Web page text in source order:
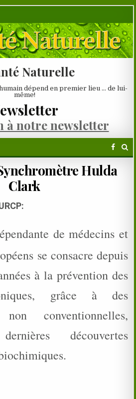
Naturelle
dépend en premier lieu … de lui-
même!
notre newsletter
Hulda
Clark
de médecins et
se consacre depuis
à la prévention des
grâce à des
non conventionnelles,
découvertes